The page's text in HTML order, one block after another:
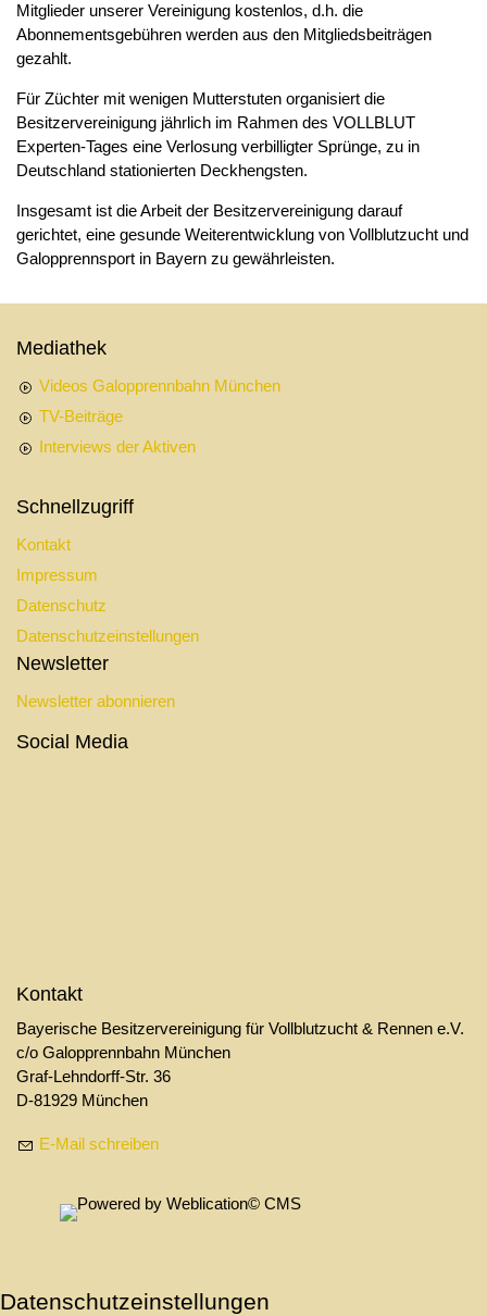
Mitglieder unserer Vereinigung kostenlos, d.h. die
Abonnementsgebühren werden aus den Mitgliedsbeiträgen
gezahlt.
Für Züchter mit wenigen Mutterstuten organisiert die
Besitzervereinigung jährlich im Rahmen des VOLLBLUT
Experten-Tages eine Verlosung verbilligter Sprünge, zu in
Deutschland stationierten Deckhengsten.
Insgesamt ist die Arbeit der Besitzervereinigung darauf
gerichtet, eine gesunde Weiterentwicklung von Vollblutzucht und
Galopprennsport in Bayern zu gewährleisten.
Mediathek
Videos Galopprennbahn München
TV-Beiträge
Interviews der Aktiven
Schnellzugriff
Kontakt
Impressum
Datenschutz
Datenschutzeinstellungen
Newsletter
Newsletter abonnieren
Social Media
Kontakt
Bayerische Besitzervereinigung für Vollblutzucht & Rennen e.V.
c/o Galopprennbahn München
Graf-Lehndorff-Str. 36
D-81929 München
E-Mail schreiben
Daten­schutz­ein­stellungen